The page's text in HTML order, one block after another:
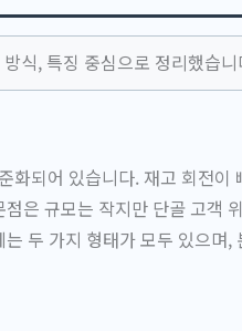
식, 특징 중심으로 정리했습
화되어 있습니다. 재고 회전이
은 규모는 작지만 단골 고객
두 가지 형태가 모두 있으며,